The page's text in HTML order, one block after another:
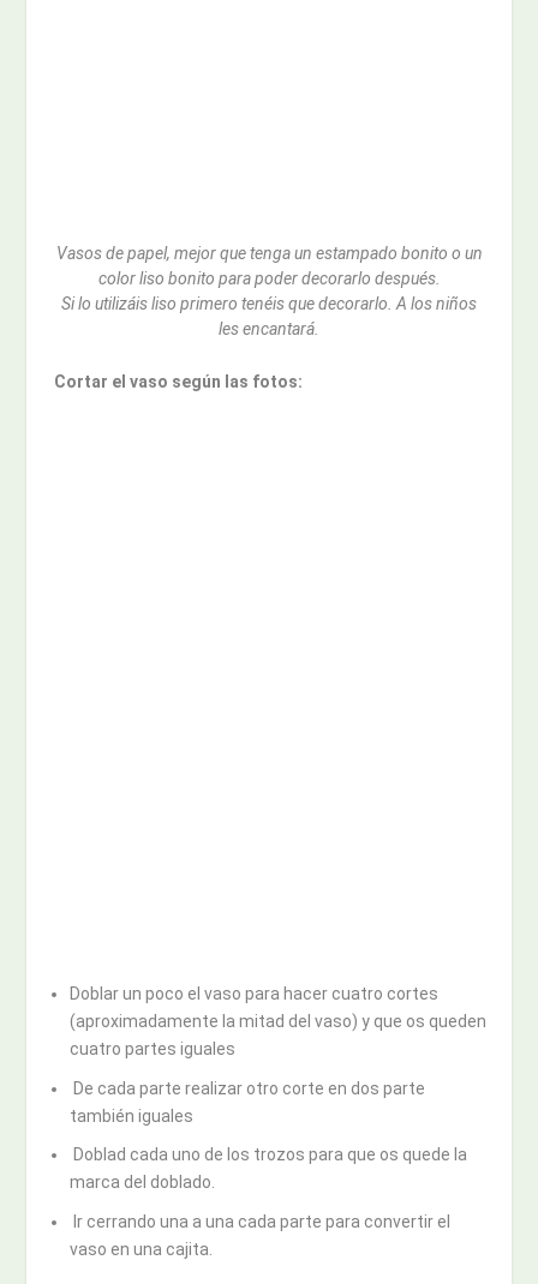
Vasos de papel, mejor que tenga un estampado bonito o un
color liso bonito para poder decorarlo después.
Si lo utilizáis liso primero tenéis que decorarlo. A los niños
les encantará.
Cortar el vaso según las fotos:
Doblar un poco el vaso para hacer cuatro cortes
(aproximadamente la mitad del vaso) y que os queden
cuatro partes iguales
De cada parte realizar otro corte en dos parte
también iguales
Doblad cada uno de los trozos para que os quede la
marca del doblado.
Ir cerrando una a una cada parte para convertir el
vaso en una cajita.